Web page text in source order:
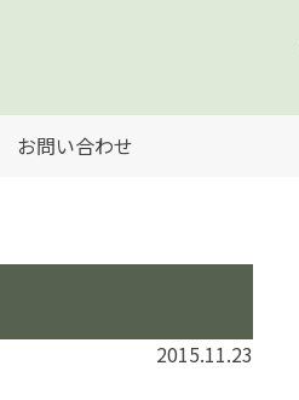
お問い合わせ
2015.11.23